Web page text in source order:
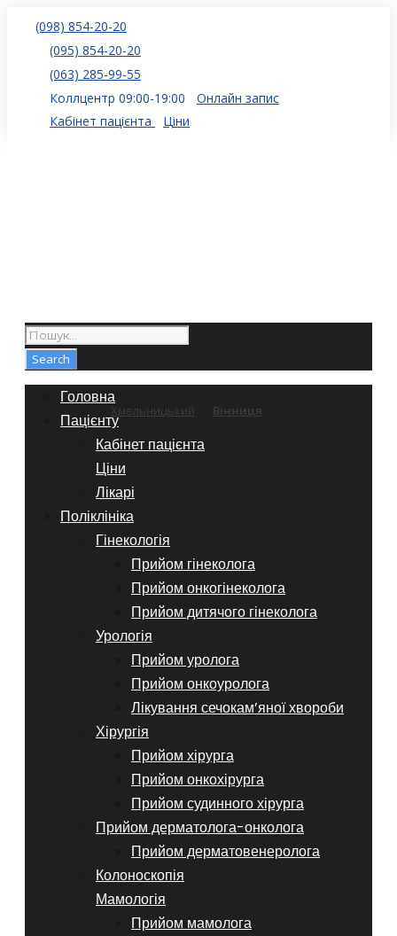
(098) 854-20-20
(095) 854-20-20
(063) 285-99-55
Коллцентр 09:00-19:00
Онлайн запис
Кабінет пацієнта
Ціни
Хмельницький Вінниця
Головна
Пацієнту
Кабінет пацієнта
Ціни
Лікарі
Поліклініка
Гінекологія
Прийом гінеколога
Прийом онкогінеколога
Прийом дитячого гінеколога
Урологія
Прийом уролога
Прийом онкоуролога
Лікування сечокам’яної хвороби
Хірургія
Прийом хірурга
Прийом онкохірурга
Прийом судинного хірурга
Прийом дерматолога-онколога
Прийом дерматовенеролога
Колоноскопія
Мамологія
Прийом мамолога